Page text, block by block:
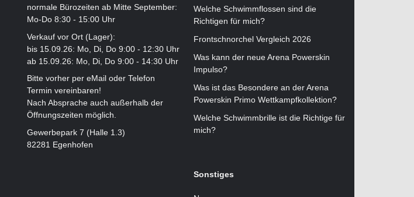
normale Bürozeiten ab Mitte September:
Mo-Do 8:30 - 15:00 Uhr
Verkauf vor Ort (Lager):
bis 15.09.26: Mo, Di, Do 9:00 - 12:30 Uhr
ab 15.09.26: Mo, Di, Do 9:00 - 14:30 Uhr
Bitte vorher per eMail oder Telefon
Termin vereinbaren!
Nach Absprache auch außerhalb der
Öffnungszeiten möglich.
Gewerbepark 7 (Halle 1.3)
82281 Egenhofen
Welche Schwimmflossen sind die
Richtigen für mich?
Frontschnorchel Vergleich 2026
Was kann der neue Arena Powerskin
Impulso?
Was ist das Besondere an der Arena
Powerskin Primo Wettkampfkollektion?
Welche Schwimmbrille ist die Richtige für
mich?
Sonstiges